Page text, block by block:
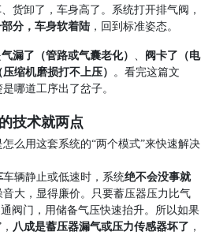
、货卸了，车身高了。系统打开排气阀，
分，车身软着陆 ，回到标准姿态。
气漏了（管路或气囊老化） 、
阀卡了（电
缩机磨损打不上压） 。看完这篇文
哪道工序出了岔子。
技术就两点
么用这套系统的“两个模式”来快速解决
车辆静止或低速时，系统绝不会没事就
音大，显得廉价。只要蓄压器压力比气
阀门，用储备气压快速抬升。所以如果
， 八成是蓄压器漏气或压力传感器坏了 ，